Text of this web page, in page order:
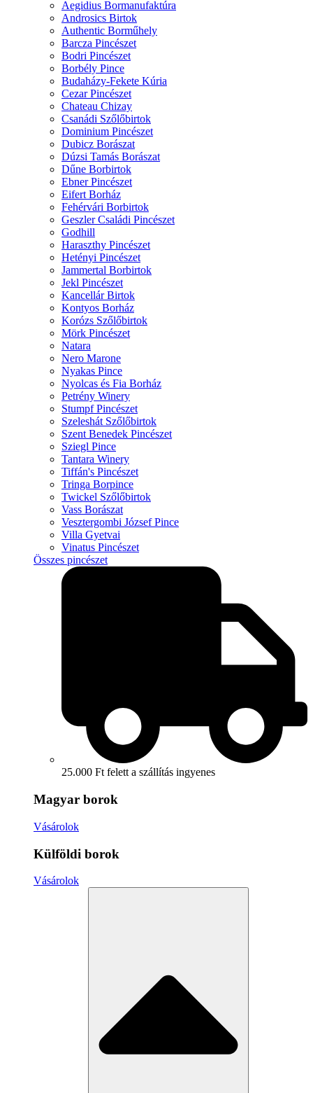
Aegidius Bormanufaktúra
Androsics Birtok
Authentic Borműhely
Barcza Pincészet
Bodri Pincészet
Borbély Pince
Budaházy-Fekete Kúria
Cezar Pincészet
Chateau Chizay
Csanádi Szőlőbirtok
Dominium Pincészet
Dubicz Borászat
Dúzsi Tamás Borászat
Dűne Borbirtok
Ebner Pincészet
Eifert Borház
Fehérvári Borbirtok
Geszler Családi Pincészet
Godhill
Haraszthy Pincészet
Hetényi Pincészet
Jammertal Borbirtok
Jekl Pincészet
Kancellár Birtok
Kontyos Borház
Korózs Szőlőbirtok
Mörk Pincészet
Natara
Nero Marone
Nyakas Pince
Nyolcas és Fia Borház
Petrény Winery
Stumpf Pincészet
Szeleshát Szőlőbirtok
Szent Benedek Pincészet
Sziegl Pince
Tantara Winery
Tiffán's Pincészet
Tringa Borpince
Twickel Szőlőbirtok
Vass Borászat
Vesztergombi József Pince
Villa Gyetvai
Vinatus Pincészet
Összes pincészet
25.000 Ft felett a szállítás ingyenes
Magyar borok
Vásárolok
Külföldi borok
Vásárolok